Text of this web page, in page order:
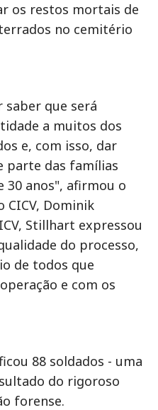
os restos mortais de
no cemitério
que será
a muitos dos
e, com isso, dar
parte das famílias
30 anos", afirmou o
CICV, Dominik
Stillhart expressou
do processo,
de todos que
e com os
88 soldados - uma
do rigoroso
forense.